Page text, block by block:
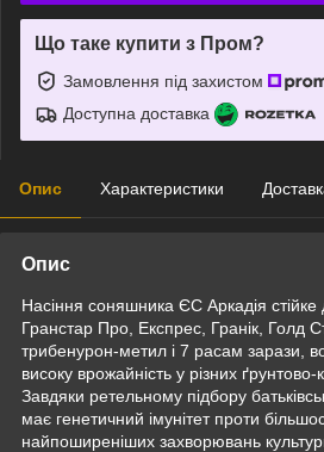
Що таке купити з Пром?
Замовлення під захистом
Доступна доставка
Опис Характеристики
Опис
Насіння соняшника ЄС Аркадія
Гранстар Про, Експрес, Гранік, Голд
трибенурон-метил і 7 расам зарази,
високу врожайність у різних
Завдяки ретельному підбору
має генетичний імунітет проти
найпоширеніших захворювань